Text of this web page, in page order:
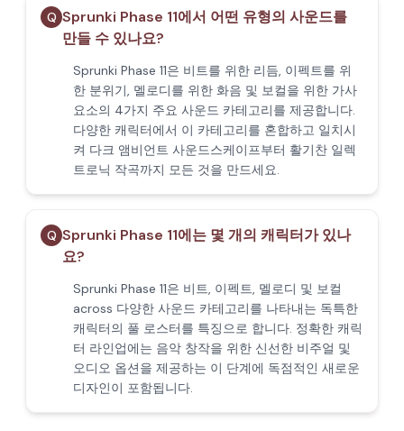
Q Sprunki Phase 11에서 어떤 유형의 사운드를
만들 수 있나요?
Sprunki Phase 11은 비트를 위한 리듬, 이펙트를 위
한 분위기, 멜로디를 위한 화음 및 보컬을 위한 가사
요소의 4가지 주요 사운드 카테고리를 제공합니다.
다양한 캐릭터에서 이 카테고리를 혼합하고 일치시
켜 다크 앰비언트 사운드스케이프부터 활기찬 일렉
트로닉 작곡까지 모든 것을 만드세요.
Q Sprunki Phase 11에는 몇 개의 캐릭터가 있나
요?
Sprunki Phase 11은 비트, 이펙트, 멜로디 및 보컬
across 다양한 사운드 카테고리를 나타내는 독특한
캐릭터의 풀 로스터를 특징으로 합니다. 정확한 캐릭
터 라인업에는 음악 창작을 위한 신선한 비주얼 및
오디오 옵션을 제공하는 이 단계에 독점적인 새로운
디자인이 포함됩니다.